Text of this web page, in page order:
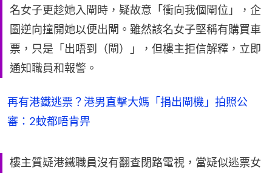
名女子更趁她入閘時，疑故意「衝向我個閘位」，企
圖逆向撞開她以便出閘。雖然該名女子堅稱有購買車
票，只是「出唔到（閘）」，但樓主拒信解釋，立即
通知職員和報警。
再有港鐵逃票？港男直擊大媽「捐出閘機」拍照公
審：2蚊都唔肯畀
樓主質疑港鐵職員沒有翻查閉路電視，當疑似逃票女